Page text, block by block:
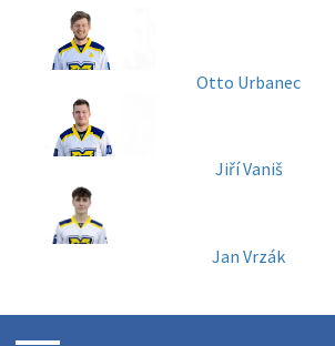
Otto Urbanec
Jiří Vaniš
Jan Vrzák